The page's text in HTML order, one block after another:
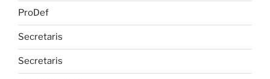
ProDef
Secretaris
Secretaris